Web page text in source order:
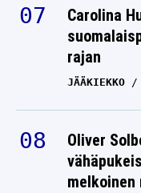
Carolina
rajan
JÄÄKIEKKO
Oliver
melkoinen